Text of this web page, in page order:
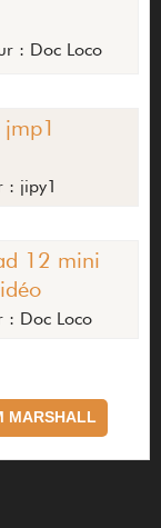
: Doc Loco
: jipy1
12 mini
: Doc Loco
MARSHALL